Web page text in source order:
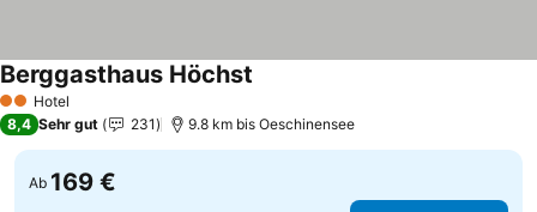
2 Sterne
Hotel
Berggasthaus Höchst
8,4 Sehr gut 231 9.8 km bis Oeschinensee
Ab 169 €